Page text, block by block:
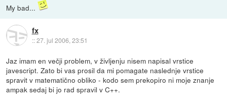
My bad...
fx
::27. jul 2006, 23:51
Jaz imam en večji problem, v življenju nisem napisal vrstice
javescript. Zato bi vas prosil da mi pomagate naslednje vrstice
spravit v matematično obliko - kodo sem prekopiro ni moje znanje
ampak sedaj bi jo rad spravil v C++.